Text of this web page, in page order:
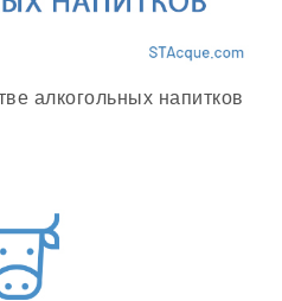
алкогольных напитков